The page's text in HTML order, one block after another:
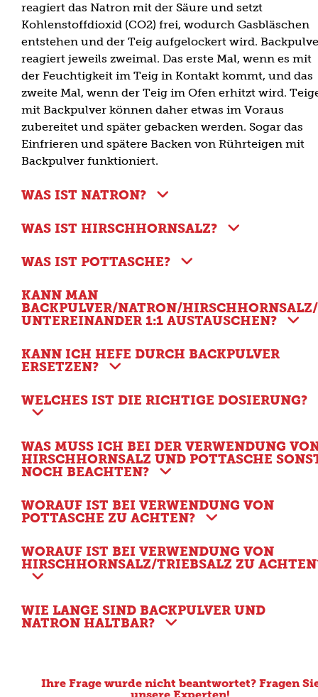
reagiert das Natron mit der Säure und setzt
Kohlenstoffdioxid (CO2) frei, wodurch Gasbläschen
entstehen und der Teig aufgelockert wird.
reagiert jeweils zweimal. Das erste Mal, wenn es mit
der Feuchtigkeit im Teig in Kontakt kommt, und das
zweite Mal, wenn der Teig im Ofen erhitzt wird.
mit Backpulver können daher etwas im Voraus
zubereitet und später gebacken werden. Sogar das
Einfrieren und spätere Backen von Rührteigen mit
Backpulver funktioniert.
WAS IST NATRON?
WAS IST HIRSCHHORNSALZ?
WAS IST POTTASCHE?
KANN MAN
BACKPULVER/NATRON/
UNTEREINANDER 1:1 AUSTAUSCHEN?
KANN ICH HEFE DURCH BACKPULVER
ERSETZEN?
WELCHES IST DIE RICHTIGE DOSIERUNG?
WAS MUSS ICH BEI DER VERWENDUNG
HIRSCHHORNSALZ UND POTTASCHE
NOCH BEACHTEN?
WORAUF IST BEI VERWENDUNG VON
POTTASCHE ZU ACHTEN?
WORAUF IST BEI VERWENDUNG VON
HIRSCHHORNSALZ/TRIEBSALZ ZU
WIE LANGE SIND BACKPULVER UND
NATRON HALTBAR?
Ihre Frage wurde nicht beantwortet? Fragen